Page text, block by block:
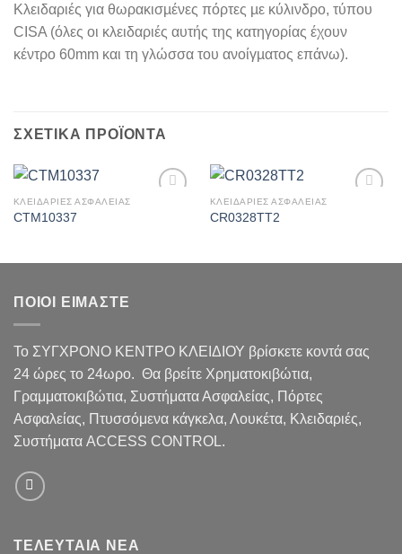
Κλειδαριές για θωρακισµένες πόρτες µε κύλινδρο, τύπου
CISA (όλες οι κλειδαριές αυτής της κατηγορίας έχουν
κέντρο 60mm και τη γλώσσα του ανοίγµατος επάνω).
ΣΧΕΤΙΚΆ ΠΡΟΪΌΝΤΑ
ΚΛΕΙΔΑΡΙΕΣ ΑΣΦΑΛΕΙΑΣ
CTM10337
ΚΛΕΙΔΑΡΙΕΣ ΑΣΦΑΛΕΙΑΣ
CR0328TT2
ΠΟΙΟΙ ΕΙΜΑΣΤΕ
Το ΣΥΓΧΡΟΝΟ ΚΕΝΤΡΟ ΚΛΕΙΔΙΟΥ βρίσκετε κοντά σας
24 ώρες το 24ωρο. Θα βρείτε Χρηματοκιβώτια,
Γραμματοκιβώτια, Συστήματα Ασφαλείας, Πόρτες
Ασφαλείας, Πτυσσόμενα κάγκελα, Λουκέτα, Κλειδαριές,
Συστήματα ACCESS CONTROL.
ΤΕΛΕΥΤΑΙΑ ΝΕΑ